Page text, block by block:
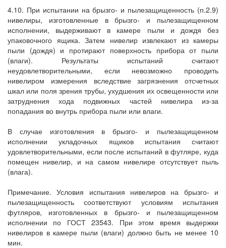
4.10. При испытании на брызго- и пылезащищенность (п.2.9)
нивелиры, изготовленные в брызго- и пылезащищенном
исполнении, выдерживают в камере пыли и дождя без
упаковочного ящика. Затем нивелир извлекают из камеры
пыли (дождя) и протирают поверхность прибора от пыли
(влаги). Результаты испытаний считают
неудовлетворительными, если невозможно проводить
нивелиром измерения вследствие загрязнения отсчетных
шкал или поля зрения трубы, ухудшения их освещенности или
затруднения хода подвижных частей нивелира из-за
попадания во внутрь прибора пыли или влаги.
В случае изготовления в брызго- и пылезащищенном
исполнении укладочных ящиков испытания считают
удовлетворительными, если после испытаний в футляре, куда
помещен нивелир, и на самом нивелире отсутствует пыль
(влага).
Примечание. Условия испытания нивелиров на брызго- и
пылезащищенность соответствуют условиям испытания
футляров, изготовленных в брызго- и пылезащищенном
исполнении по ГОСТ 23543. При этом время выдержки
нивелиров в камере пыли (влаги) должно быть не менее 10
мин.